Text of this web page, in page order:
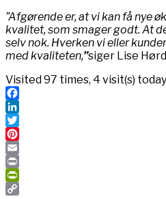
”Afgørende er, at vi kan få nye
kvalitet, som smager godt. At
selv nok. Hverken vi eller
med kvaliteten,”siger Lise
Visited 97 times, 4 visit(s) today
Facebook
LinkedIn
Twitter
Pinterest
Email
Print
PrintFriendly